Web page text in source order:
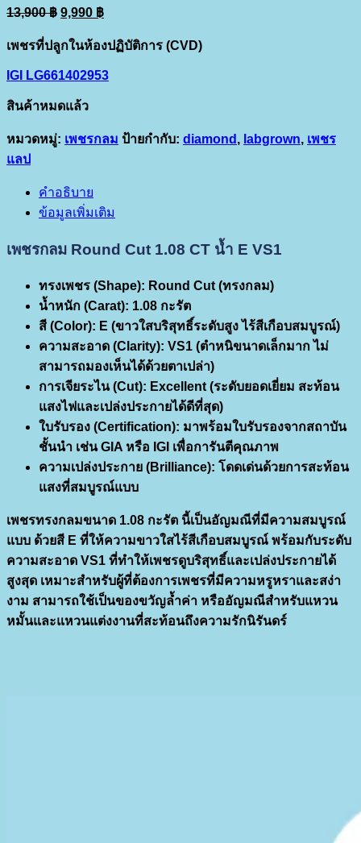
13,900฿ Original
price
was:
13,900 ฿.
9,990 ฿Current
price
is:
9,990 ฿.
เพชรที่ปลูกในห้องปฏิบัติการ (CVD)
IGI LG661402953
สินค้าหมดแล้ว
หมวดหมู่: เพชรกลม ป้ายกำกับ: diamond , labgrown, เพชร
แลป
คำอธิบาย
ข้อมูลเพิ่มเติม
เพชรกลม Round Cut 1.08 CT น้ำ E VS1
ทรงเพชร (Shape): Round Cut (ทรงกลม)
น้ำหนัก (Carat): 1.08 กะรัต
สี (Color): E (ขาวใสบริสุทธิ์ระดับสูง ไร้สีเกือบสมบูรณ์)
ความสะอาด (Clarity): VS1 (ตำหนิขนาดเล็กมาก ไม่
สามารถมองเห็นได้ด้วยตาเปล่า)
การเจียระไน (Cut): Excellent (ระดับยอดเยี่ยม สะท้อน
แสงไฟและเปล่งประกายได้ดีที่สุด)
ใบรับรอง (Certification): มาพร้อมใบรับรองจากสถาบัน
ชั้นนำ เช่น GIA หรือ IGI เพื่อการันตีคุณภาพ
ความเปล่งประกาย (Brilliance): โดดเด่นด้วยการสะท้อน
แสงที่สมบูรณ์แบบ
เพชรทรงกลมขนาด 1.08 กะรัต นี้เป็นอัญมณีที่มีความสมบูรณ์
แบบ ด้วยสี E ที่ให้ความขาวใสไร้สีเกือบสมบูรณ์ พร้อมกับระดับ
ความสะอาด VS1 ที่ทำให้เพชรดูบริสุทธิ์และเปล่งประกายได้
สูงสุด เหมาะสำหรับผู้ที่ต้องการเพชรที่มีความหรูหราและสง่า
งาม สามารถใช้เป็นของขวัญล้ำค่า หรืออัญมณีสำหรับแหวน
หมั้นและแหวนแต่งงานที่สะท้อนถึงความรักนิรันดร์